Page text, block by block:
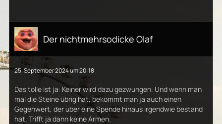
Der nichtmehrsodicke Olaf
25. September 2024 um 20:18
Das tolle ist ja: Keiner wird dazu gezwungen. Und wenn man
mal die Steine übrig hat, bekommt man ja auch einen
Gegenwert, der über eine Spende hinaus irgendwie bestand
hat. Trifft ja dann keine Armen.